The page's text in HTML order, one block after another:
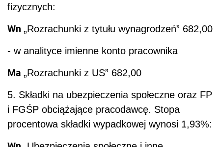
Wn„Ubezpieczenia społeczne i inne
świadczenia” 1 587,65
Ma „Rozrachunki z ZUS” 1 587,65
Kliknij aby zobaczyć ilustrację.
• § 6-12 rozporządzenia Ministra Pracy i
Polityki Socjalnej z 8 stycznia 1997 r. w
sprawie szczegółowych zasad udzielania